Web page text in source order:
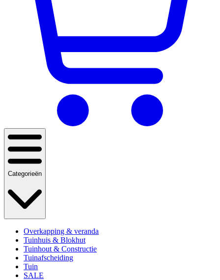
Categorieën
Overkapping & veranda
Tuinhuis & Blokhut
Tuinhout & Constructie
Tuinafscheiding
Tuin
SALE